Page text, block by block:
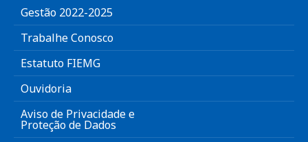
Gestão 2022-2025
Trabalhe Conosco
Estatuto FIEMG
Ouvidoria
Aviso de Privacidade e
Proteção de Dados